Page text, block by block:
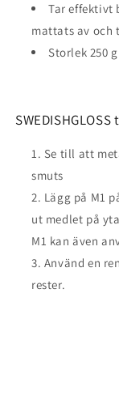
Tar effektivt
mattats av och
Storlek 250 g
SWEDISHGLOSS
Se till att
smuts
Lägg på M1
ut medlet på
M1 kan även
Använd en
rester.